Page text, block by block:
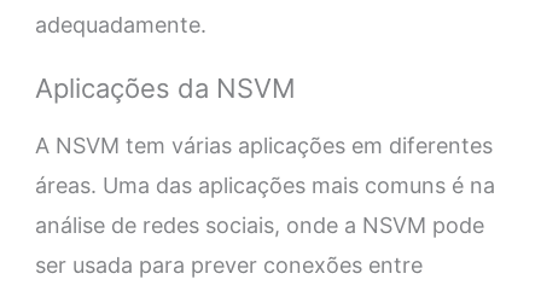
adequadamente.
Aplicações da NSVM
A NSVM tem várias aplicações em diferentes
áreas. Uma das aplicações mais comuns é na
análise de redes sociais, onde a NSVM pode
ser usada para prever conexões entre